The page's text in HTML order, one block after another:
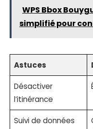
WPS Bbox
simplifié pour
Astuces
Désactiver
l’itinérance
Suivi de données